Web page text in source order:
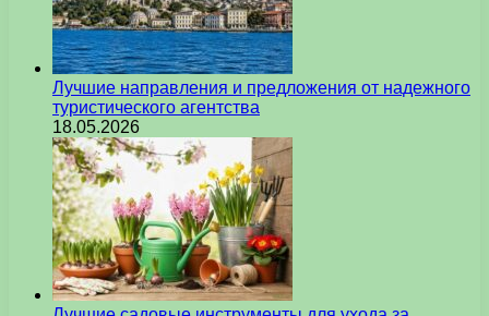
Лучшие направления и предложения от надежного
туристического агентства
18.05.2026